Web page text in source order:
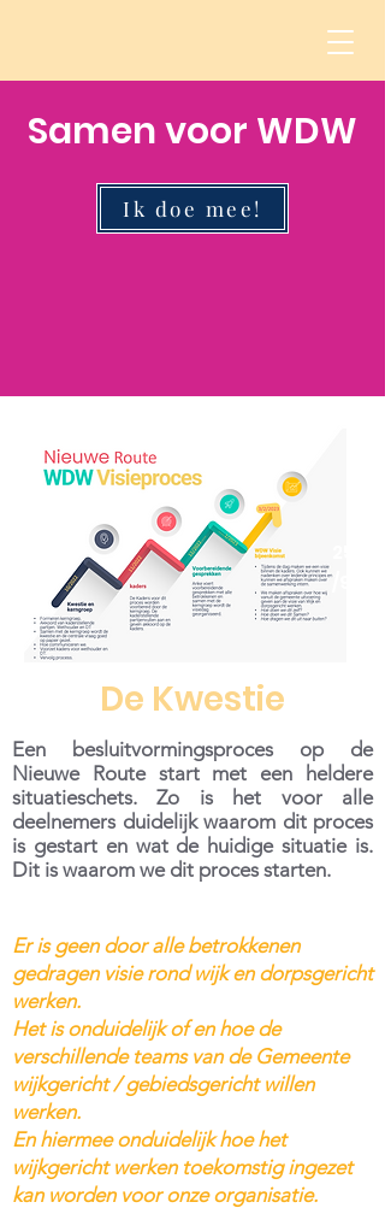
Samen voor WDW
Ik doe mee!
/9
De Kwestie
Een besluitvormingsproces op de
Nieuwe Route start met een heldere
situatieschets. Zo is het voor alle
deelnemers duidelijk waarom dit proces
is gestart en wat de huidige situatie is.
Dit is waarom we dit proces starten.
Er is geen door alle betrokkenen
gedragen visie rond wijk en dorpsgericht
werken.
Het is onduidelijk of en hoe de
verschillende teams van de Gemeente
wijkgericht / gebiedsgericht willen
werken.
En hiermee onduidelijk hoe het
wijkgericht werken toekomstig ingezet
kan worden voor onze organisatie.